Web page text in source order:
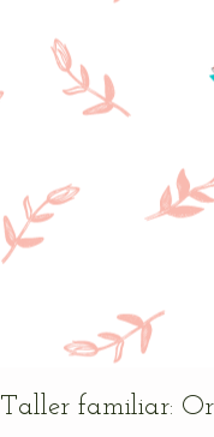
Taller familiar: